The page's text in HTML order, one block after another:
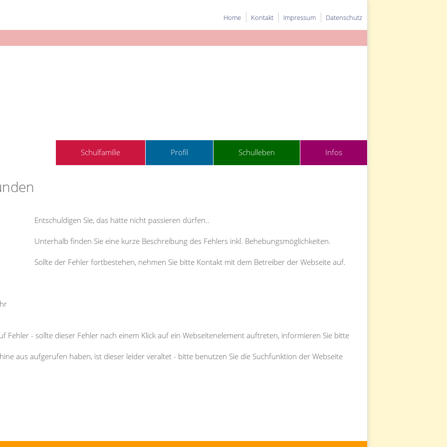
Home Kontakt Impressum Datenschutz
Schulfamilie Profil Schulleben Infos
Entschuldigen Sie, das hätte nicht passieren dürfen..
Unterhalb finden Sie eine kurze Beschreibung des Fehlers inkl. Behebungsmöglichkeiten.
Sollte der Fehler fortbestehen, nehmen Sie bitte Kontakt mit dem Betreiber der Webseite auf.
Fehler - sollte dieser Fehler nach einem Klick auf ein Webseitenelement auftreten, informieren Sie bitte
aus aufgerufen haben, ist dieser leider veraltet - bitte benutzen Sie die Suchfunktion der Webseite